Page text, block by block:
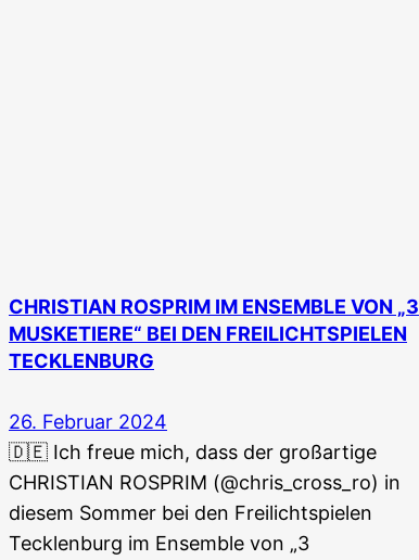
CHRISTIAN ROSPRIM IM ENSEMBLE VON „3
MUSKETIERE“ BEI DEN FREILICHTSPIELEN
TECKLENBURG
26. Februar 2024
🇩🇪 Ich freue mich, dass der großartige
CHRISTIAN ROSPRIM (@chris_cross_ro) in
diesem Sommer bei den Freilichtspielen
Tecklenburg im Ensemble von „3